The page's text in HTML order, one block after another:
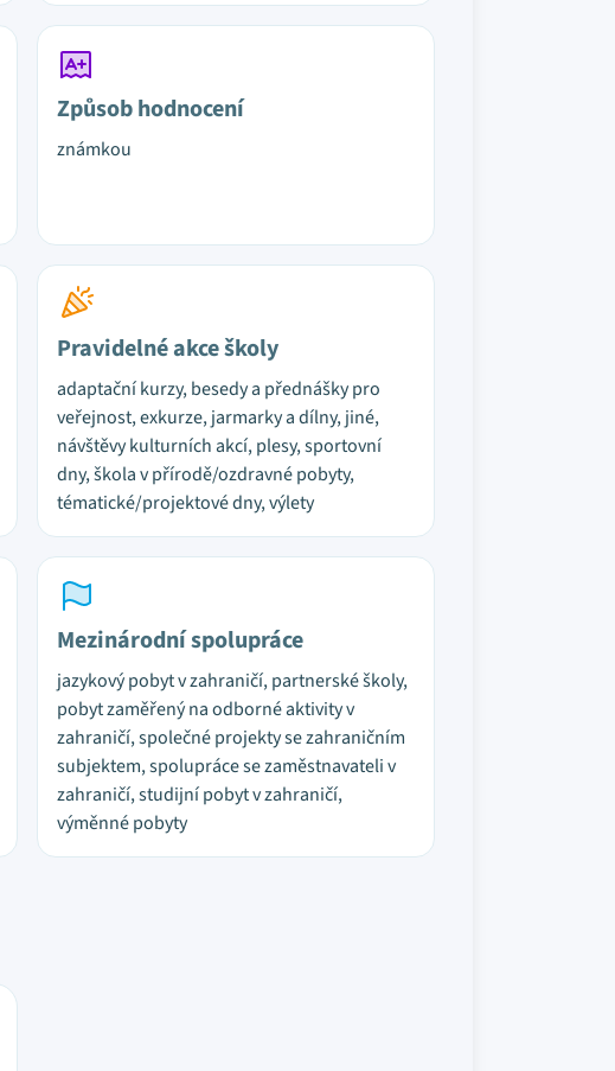
Způsob hodnocení
známkou
Pravidelné akce školy
adaptační kurzy, besedy a přednášky pro
veřejnost, exkurze, jarmarky a dílny, jiné,
návštěvy kulturních akcí, plesy, sportovní
dny, škola v přírodě/ozdravné pobyty,
tématické/projektové dny, výlety
Mezinárodní spolupráce
jazykový pobyt v zahraničí, partnerské školy,
pobyt zaměřený na odborné aktivity v
zahraničí, společné projekty se zahraničním
subjektem, spolupráce se zaměstnavateli v
zahraničí, studijní pobyt v zahraničí,
výměnné pobyty